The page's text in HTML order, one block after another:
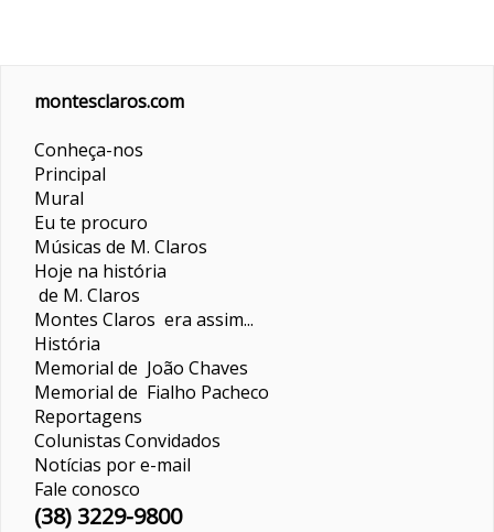
montesclaros.com
Conheça-nos
Principal
Mural
Eu te procuro
Músicas de M. Claros
Hoje na história
de M. Claros
Montes Claros era assim...
História
Memorial de João Chaves
Memorial de Fialho Pacheco
Reportagens
ColunistasConvidados
Notícias por e-mail
Fale conosco
(38) 3229-9800